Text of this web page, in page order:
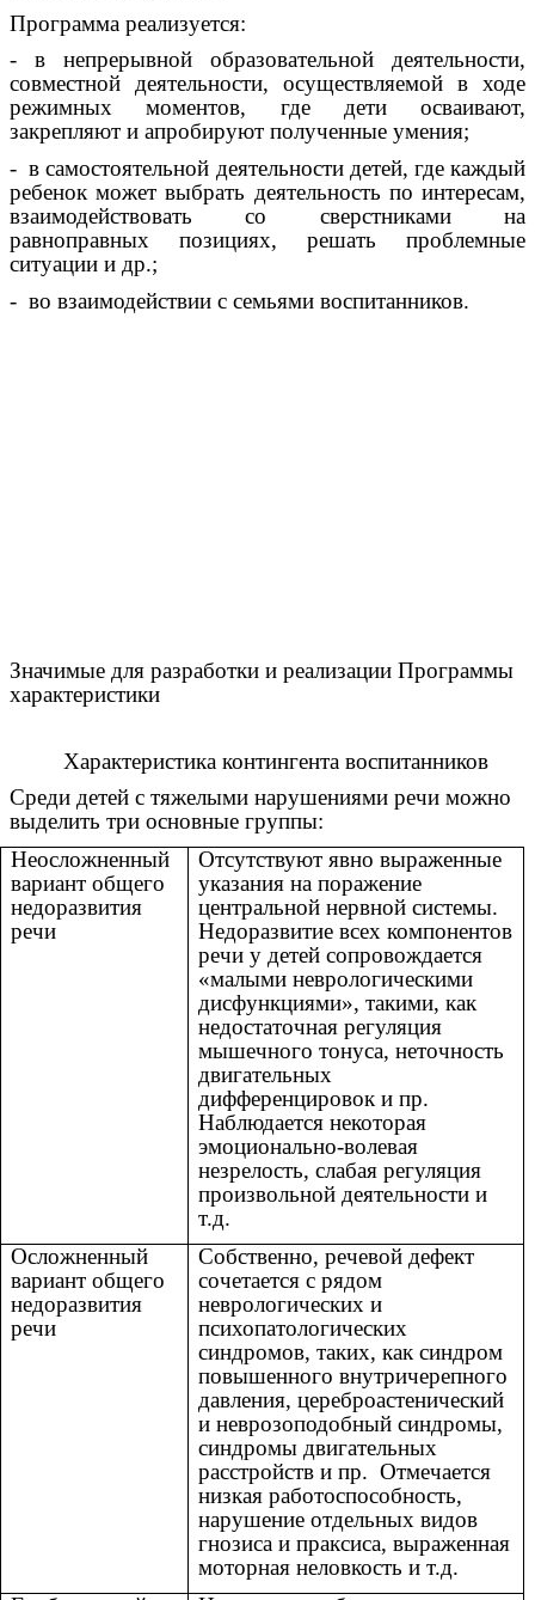
Программа реализуется:
- в непрерывной образовательной деятельности,
совместной деятельности, осуществляемой в ходе
режимных моментов, где дети осваивают,
закрепляют и апробируют полученные умения;
- в самостоятельной деятельности детей, где каждый
ребенок может выбрать деятельность по интересам,
взаимодействовать со сверстниками на
равноправных позициях, решать проблемные
ситуации и др.;
- во взаимодействии с семьями воспитанников.
Значимые для разработки и реализации Программы
характеристики
Характеристика контингента воспитанников
Среди детей с тяжелыми нарушениями речи можно
выделить три основные группы:
Неосложненный
вариант общего
недоразвития
речи
Отсутствуют явно выраженные
указания на поражение
центральной нервной системы.
Недоразвитие всех компонентов
речи у детей сопровождается
«малыми неврологическими
дисфункциями», такими, как
недостаточная регуляция
мышечного тонуса, неточность
двигательных
дифференцировок и пр.
Наблюдается некоторая
эмоционально-волевая
незрелость, слабая регуляция
произвольной деятельности и
т.д.
Осложненный
вариант общего
недоразвития
речи
Собственно, речевой дефект
сочетается с рядом
неврологических и
психопатологических
синдромов, таких, как синдром
повышенного внутричерепного
давления, цереброастенический
и неврозоподобный синдромы,
синдромы двигательных
расстройств и пр. Отмечается
низкая работоспособность,
нарушение отдельных видов
гнозиса и праксиса, выраженная
моторная неловкость и т.д.